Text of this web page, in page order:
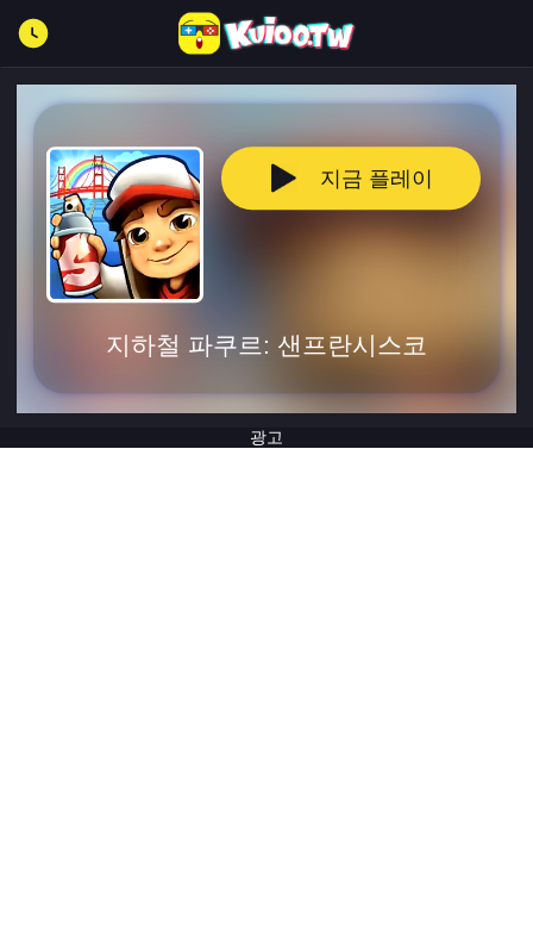
지하철 파쿠르: 샌프란시스코
지금 플레이
광고